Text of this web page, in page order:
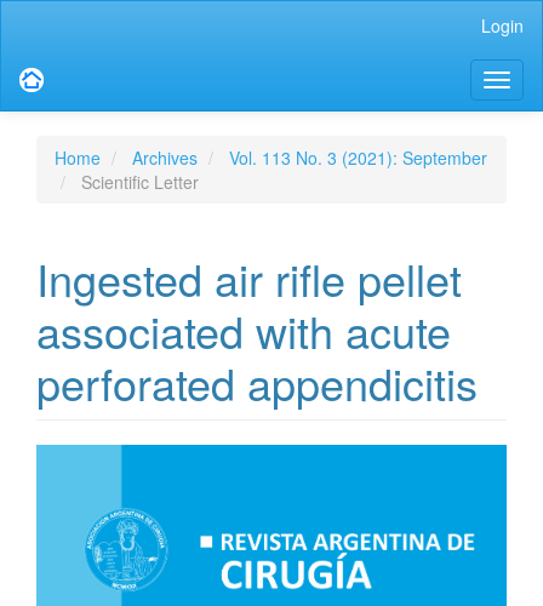
Sidebar
Login
Home Archives
Vol. 113 No. 3 (2021): September
Scientific Letter
Ingested air rifle pellet
associated with acute
perforated appendicitis
Sidebar